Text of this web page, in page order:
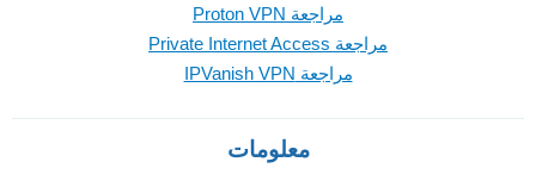
مراجعة Proton VPN
مراجعة Private Internet Access
مراجعة IPVanish VPN
معلومات